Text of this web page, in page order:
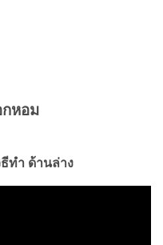
หอม
ทำ ด้านล่าง